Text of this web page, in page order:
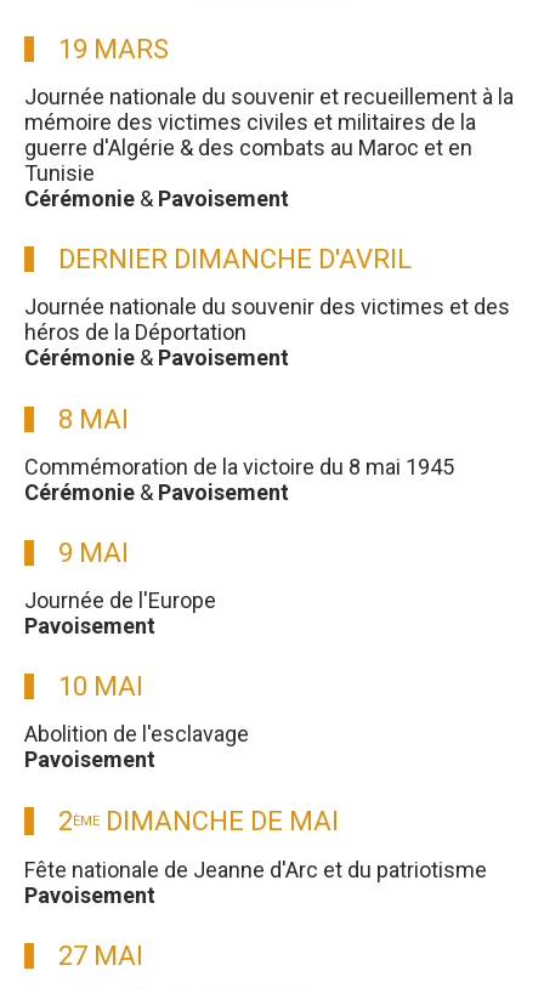
19 MARS
Journée nationale du souvenir et recueillement à la
mémoire des victimes civiles et militaires de la
guerre d'Algérie & des combats au Maroc et en
Tunisie
Cérémonie & Pavoisement
DERNIER DIMANCHE D'AVRIL
Journée nationale du souvenir des victimes et des
héros de la Déportation
Cérémonie & Pavoisement
8 MAI
Commémoration de la victoire du 8 mai 1945
Cérémonie & Pavoisement
9 MAI
Journée de l'Europe
Pavoisement
10 MAI
Abolition de l'esclavage
Pavoisement
2ÈME DIMANCHE DE MAI
Fête nationale de Jeanne d'Arc et du patriotisme
Pavoisement
27 MAI